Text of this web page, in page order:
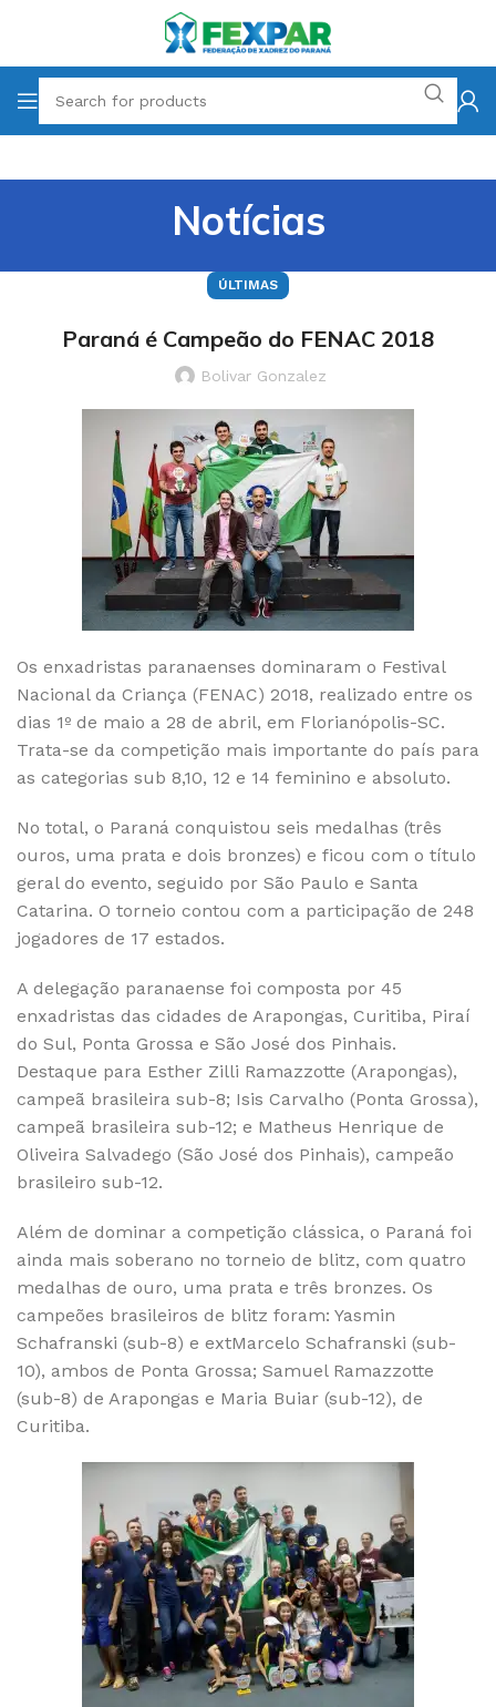
Notícias
ÚLTIMAS
Paraná é Campeão do FENAC 2018
Bolivar Gonzalez
Os enxadristas paranaenses dominaram o Festival
Nacional da Criança (FENAC) 2018, realizado entre os
dias 1º de maio a 28 de abril, em Florianópolis-SC.
Trata-se da competição mais importante do país para
as categorias sub 8,10, 12 e 14 feminino e absoluto.
No total, o Paraná conquistou seis medalhas (três
ouros, uma prata e dois bronzes) e ficou com o título
geral do evento, seguido por São Paulo e Santa
Catarina. O torneio contou com a participação de 248
jogadores de 17 estados.
A delegação paranaense foi composta por 45
enxadristas das cidades de Arapongas, Curitiba, Piraí
do Sul, Ponta Grossa e São José dos Pinhais.
Destaque para Esther Zilli Ramazzotte (Arapongas),
campeã brasileira sub-8; Isis Carvalho (Ponta Grossa),
campeã brasileira sub-12; e Matheus Henrique de
Oliveira Salvadego (São José dos Pinhais), campeão
brasileiro sub-12.
Além de dominar a competição clássica, o Paraná foi
ainda mais soberano no torneio de blitz, com quatro
medalhas de ouro, uma prata e três bronzes. Os
campeões brasileiros de blitz foram: Yasmin
Schafranski (sub-8) e extMarcelo Schafranski (sub-
10), ambos de Ponta Grossa; Samuel Ramazzotte
(sub-8) de Arapongas e Maria Buiar (sub-12), de
Curitiba.